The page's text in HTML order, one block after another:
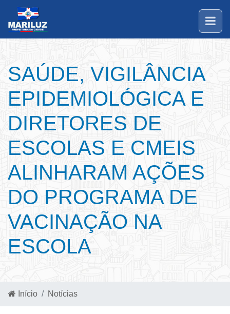
SAÚDE, VIGILÂNCIA
EPIDEMIOLÓGICA E
DIRETORES DE
ESCOLAS E CMEIS
ALINHARAM AÇÕES
DO PROGRAMA DE
VACINAÇÃO NA
ESCOLA
Início Notícias